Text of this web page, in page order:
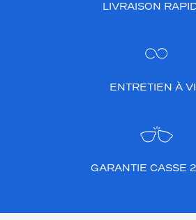
LIVRAISON
ENTRETIEN À
GARANTIE CASSE